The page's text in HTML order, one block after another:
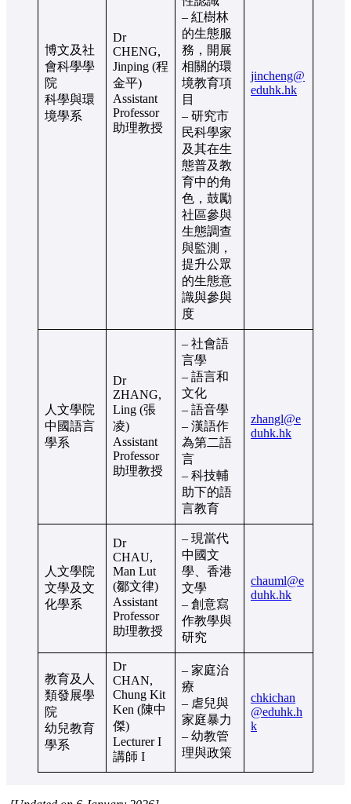
博文及社
會科學學
院
科學與環
境學系
Dr
CHENG,
Jinping (程
金平)
Assistant
Professor
助理教授
– 紅樹林
的生態服
務，開展
相關的環
境教育項
目
– 研究市
民科學家
及其在生
態普及教
育中的角
色，鼓勵
社區參與
生態調查
與監測，
提升公眾
的生態意
識與參與
度
jincheng@
eduhk.hk
人文學院
中國語言
學系
Dr
ZHANG,
Ling (張
凌)
Assistant
Professor
助理教授
– 社會語
言學
– 語言和
文化
– 語音學
– 漢語作
為第二語
言
– 科技輔
助下的語
言教育
zhangl@e
duhk.hk
人文學院
文學及文
化學系
Dr
CHAU,
Man Lut
(鄒文律)
Assistant
Professor
助理教授
– 現當代
中國文
學、香港
文學
– 創意寫
作教學與
研究
chauml@e
duhk.hk
教育及人
類發展學
院
幼兒教育
學系
Dr
CHAN,
Chung Kit
Ken (陳中
傑)
Lecturer I
講師 I
– 家庭治
療
– 虐兒與
家庭暴力
– 幼教管
理與政策
chkichan
@eduhk.h
k